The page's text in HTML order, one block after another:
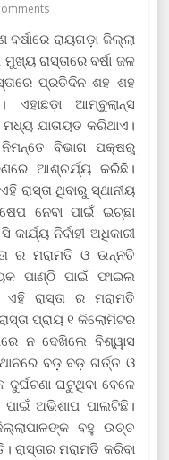
ରାୟଗଡ଼ା ଜିଲ୍ଲା
ରାସ୍ତାରେ ବର୍ଷା ଜଳ
ପ୍ରତିଦିନ ଶହ ଶହ
ଏହାଛଡ଼ା ଆମ୍ବୁଲାନ୍ସ
ମଧ୍ୟ ଯାତାୟତ କରିଥାଏ।
ବିଭାଗ ପକ୍ଷରୁ
ଆଶ୍ଚର୍ଯ୍ୟ କରିଛି।
ଥିବାରୁ ସ୍ଥାନୀୟ
ନେବା ପାଇଁ ଇଚ୍ଛା
ନିର୍ବାହୀ ଅଧିକାରୀ
ର ମରାମତି ଓ ଉନ୍ନତି
ପାଣ୍ଠି ପାଇଁ ଫାଇଲ
ରାସ୍ତା ର ମରାମତି
ପ୍ରାୟ ୧ କିଲୋମିଟର
ନ ଦେଖିଲେ ବିଶ୍ୱାସ
ବଡ଼ ବଡ଼ ଗର୍ତ୍ତ ଓ
ଘଟୁଥିବା ବେଳେ
ଅଭିଶାପ ପାଲଟିଛି।
ବହୁ ଉଚ୍ଚ
ରାସ୍ତାର ମରାମତି କରିବା